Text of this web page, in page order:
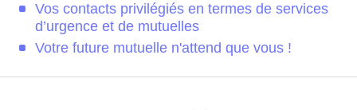
Vos contacts privilégiés en termes de services
d’urgence et de mutuelles
Votre future mutuelle n'attend que vous !